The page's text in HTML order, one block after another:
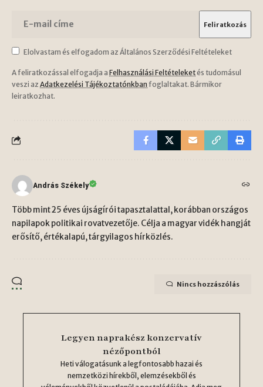
Elolvastam és elfogadom az Általános Szerződési Feltételeket
A feliratkozással elfogadja a Felhasználási Feltételeketés tudomásul
veszi az Adatkezelési Tájékoztatónkban foglaltakat. Bármikor
leiratkozhat.
András Székely
Több mint 25 éves újságírói tapasztalattal, korábban országos
napilapok politikai rovatvezetője. Célja a magyar vidék hangját
erősítő, értékalapú, tárgyilagos hírközlés.
Nincs hozzászólás
Legyen naprakész konzervatív
nézőpontból
Heti válogatásunk a legfontosabb hazai és
nemzetközi hírekből, elemzésekből és